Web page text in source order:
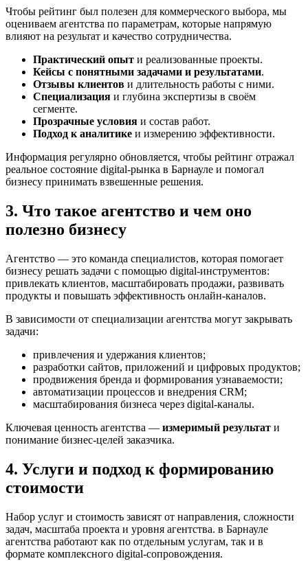
Чтобы рейтинг был полезен для коммерческого выбора, мы
оцениваем агентства по параметрам, которые напрямую
влияют на результат и качество сотрудничества.
Практический опыт и реализованные проекты.
Кейсы с понятными задачами и результатами.
Отзывы клиентов и длительность работы с ними.
Специализация и глубина экспертизы в своём
сегменте.
Прозрачные условия и состав работ.
Подход к аналитике и измерению эффективности.
Информация регулярно обновляется, чтобы рейтинг отражал
реальное состояние digital-рынка в Барнауле и помогал
бизнесу принимать взвешенные решения.
3. Что такое агентство и чем оно
полезно бизнесу
Агентство — это команда специалистов, которая помогает
бизнесу решать задачи с помощью digital-инструментов:
привлекать клиентов, масштабировать продажи, развивать
продукты и повышать эффективность онлайн-каналов.
В зависимости от специализации агентства могут закрывать
задачи:
привлечения и удержания клиентов;
разработки сайтов, приложений и цифровых продуктов;
продвижения бренда и формирования узнаваемости;
автоматизации процессов и внедрения CRM;
масштабирования бизнеса через digital-каналы.
Ключевая ценность агентства — измеримый результат и
понимание бизнес-целей заказчика.
4. Услуги и подход к формированию
стоимости
Набор услуг и стоимость зависят от направления, сложности
задач, масштаба проекта и уровня агентства. в Барнауле
агентства работают как по отдельным услугам, так и в
формате комплексного digital-сопровождения.